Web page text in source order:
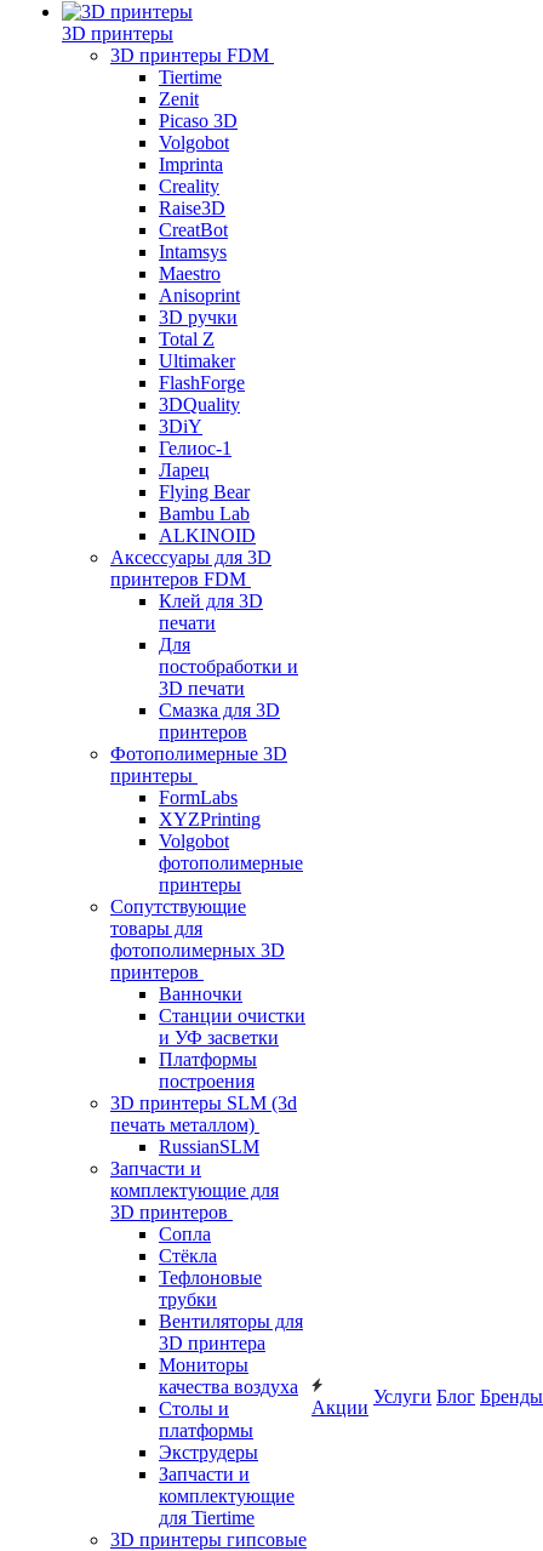
3D принтеры
3D принтеры FDM
Tiertime
Zenit
Picaso 3D
Volgobot
Imprinta
Creality
Raise3D
CreatBot
Intamsys
Maestro
Anisoprint
3D ручки
Total Z
Ultimaker
FlashForge
3DQuality
3DiY
Гелиос-1
Ларец
Flying Bear
Bambu Lab
ALKINOID
Аксессуары для 3D
принтеров FDM
Клей для 3D
печати
Для
постобработки и
3D печати
Смазка для 3D
принтеров
Фотополимерные 3D
принтеры
FormLabs
XYZPrinting
Volgobot
фотополимерные
принтеры
Сопутствующие
товары для
фотополимерных 3D
принтеров
Ванночки
Станции очистки
и УФ засветки
Платформы
построения
3D принтеры SLM (3d
печать металлом)
RussianSLM
Запчасти и
комплектующие для
3D принтеров
Сопла
Cтёкла
Тефлоновые
трубки
Вентиляторы для
3D принтера
Мониторы
качества воздуха
Столы и
платформы
Экструдеры
Запчасти и
комплектующие
для Tiertime
3D принтеры гипсовые
Акции
Услуги Блог Бренды